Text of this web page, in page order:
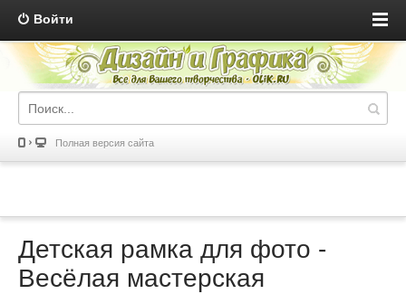
Войти
Полная версия сайта
Детская рамка для фото -
Весёлая мастерская